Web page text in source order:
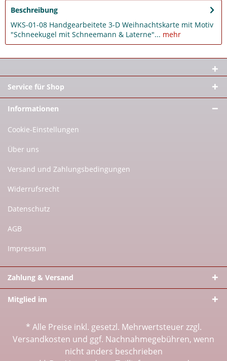
Beschreibung
WKS-01-08 Handgearbeitete 3-D Weihnachtskarte mit Motiv
"Schneekugel mit Schneemann & Laterne"... mehr
Service für Shop
Informationen
Cookie-Einstellungen
Über uns
Versand und Zahlungsbedingungen
Widerrufsrecht
Datenschutz
AGB
Impressum
Zahlung & Versand
Mitglied im
* Alle Preise inkl. gesetzl. Mehrwertsteuer zzgl.
Versandkosten und ggf. Nachnahmegebühren, wenn
nicht anders beschrieben